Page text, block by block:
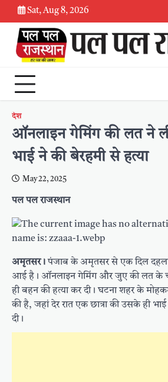
Skip
to
content
Sat, Aug 8, 2026
देश
ऑनलाइन गेमिंग की लत ने
भाई ने की बेरहमी से हत्या
May 22, 2025
पल पल राजस्थान
अमृतसर।पंजाब के अमृतसर से एक दिल दहला
आई है। ऑनलाइन गेमिंग और जुए की लत के
ही बहन की हत्या कर दी। घटना शहर के
की है, जहां देर रात एक छात्रा की उसके ही
दी।